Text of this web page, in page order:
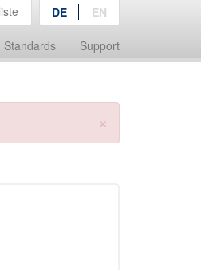
Standards Support
DE EN
×